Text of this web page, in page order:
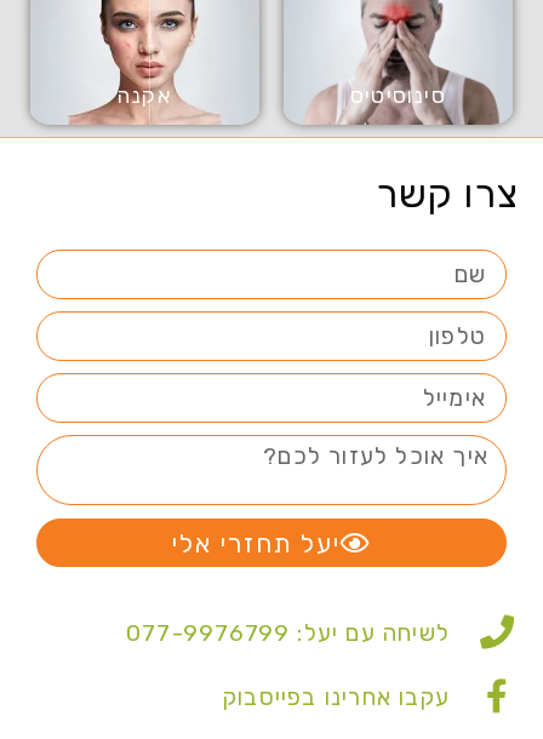
סינוסיטיס אקנה
צרו קשר
יעל תחזרי אלי
לשיחה עם יעל: 077-9976799
עקבו אחרינו בפייסבוק